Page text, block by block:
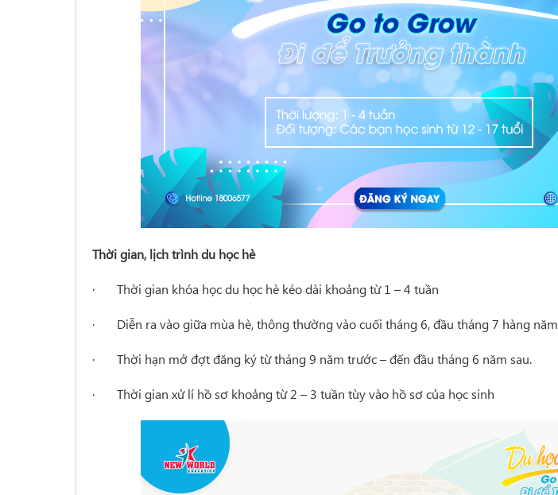
Thời gian, lịch trình du học hè
· Thời gian khóa học du học hè kéo dài khoảng từ 1 – 4 tuần
· Diễn ra vào giữa mùa hè, thông thường vào cuối tháng 6, đầu tháng 7 hàng năm
· Thời hạn mở đợt đăng ký từ tháng 9 năm trước – đến đầu tháng 6 năm sau.
· Thời gian xử lí hồ sơ khoảng từ 2 – 3 tuần tùy vào hồ sơ của học sinh